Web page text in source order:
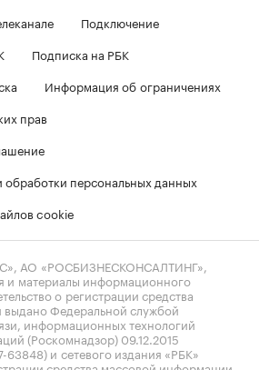
Подключение
Подписка на РБК
Информация об ограничениях
прав
персональных данных
cookie
АО «РОСБИЗНЕСКОНСАЛТИНГ»,
и материалы информационного
о регистрации средства
Федеральной службой
информационных технологий
(Роскомнадзор) 09.12.2015
и сетевого издания «РБК»